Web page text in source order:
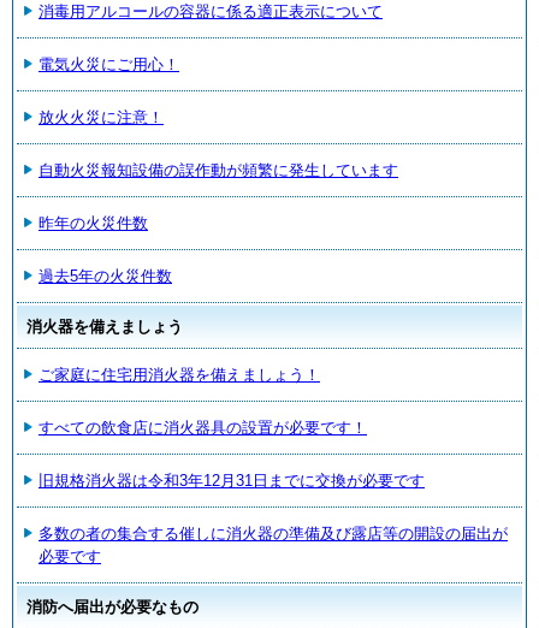
消毒用アルコールの容器に係る適正表示について
電気火災にご用心！
放火火災に注意！
自動火災報知設備の誤作動が頻繁に発生しています
昨年の火災件数
過去5年の火災件数
消火器を備えましょう
ご家庭に住宅用消火器を備えましょう！
すべての飲食店に消火器具の設置が必要です！
旧規格消火器は令和3年12月31日までに交換が必要です
多数の者の集合する催しに消火器の準備及び露店等の開設の届出が
必要です
消防へ届出が必要なもの